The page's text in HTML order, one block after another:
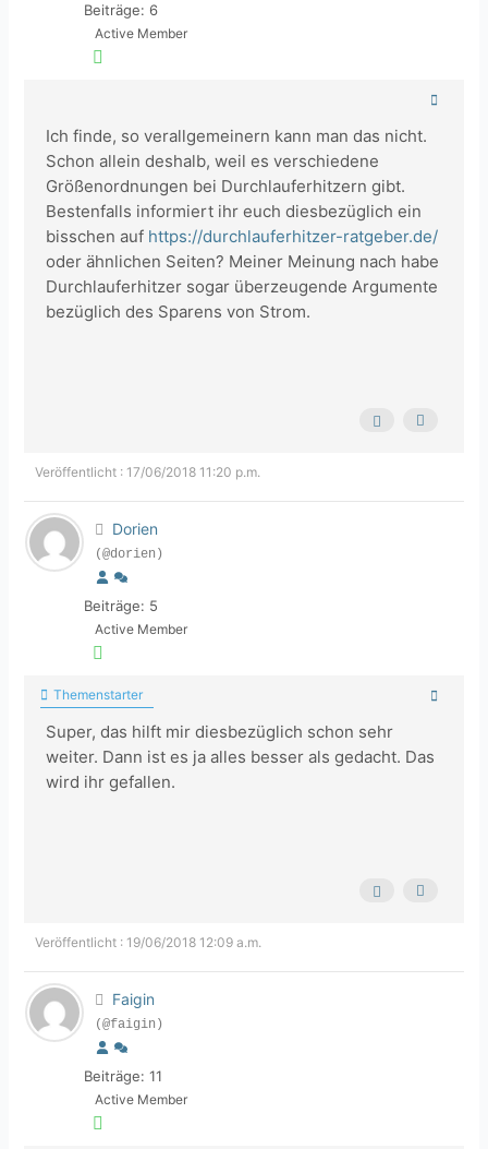
Beiträge: 6
Active Member
Ich finde, so verallgemeinern kann man das nicht.
Schon allein deshalb, weil es verschiedene
Größenordnungen bei Durchlauferhitzern gibt.
Bestenfalls informiert ihr euch diesbezüglich ein
bisschen auf https://durchlauferhitzer-ratgeber.de/
oder ähnlichen Seiten? Meiner Meinung nach habe
Durchlauferhitzer sogar überzeugende Argumente
bezüglich des Sparens von Strom.
Veröffentlicht : 17/06/2018 11:20 p.m.
Dorien
(@dorien)
Beiträge: 5
Active Member
Themenstarter
Super, das hilft mir diesbezüglich schon sehr
weiter. Dann ist es ja alles besser als gedacht. Das
wird ihr gefallen.
Veröffentlicht : 19/06/2018 12:09 a.m.
Faigin
(@faigin)
Beiträge: 11
Active Member